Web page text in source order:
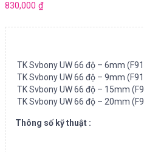
830,000 ₫
TK Svbony UW 66 độ – 6mm
TK Svbony UW 66 độ – 9mm
TK Svbony UW 66 độ – 15mm
TK Svbony UW 66 độ – 20mm
Thông số kỹ thuật :